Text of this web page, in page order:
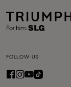
FOLLOW US